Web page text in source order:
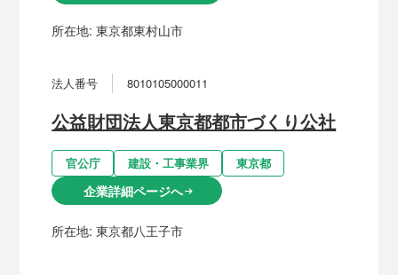
所在地:東京都東村山市
法人番号 8010105000011
公益財団法人東京都都市づくり公社
官公庁 建設・工事業界 東京都
企業詳細ページへarrow_right_alt
所在地:東京都八王子市